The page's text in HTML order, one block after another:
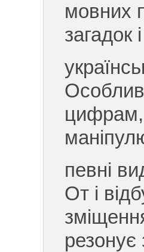
мовних
загадок
певні
От і
резонує